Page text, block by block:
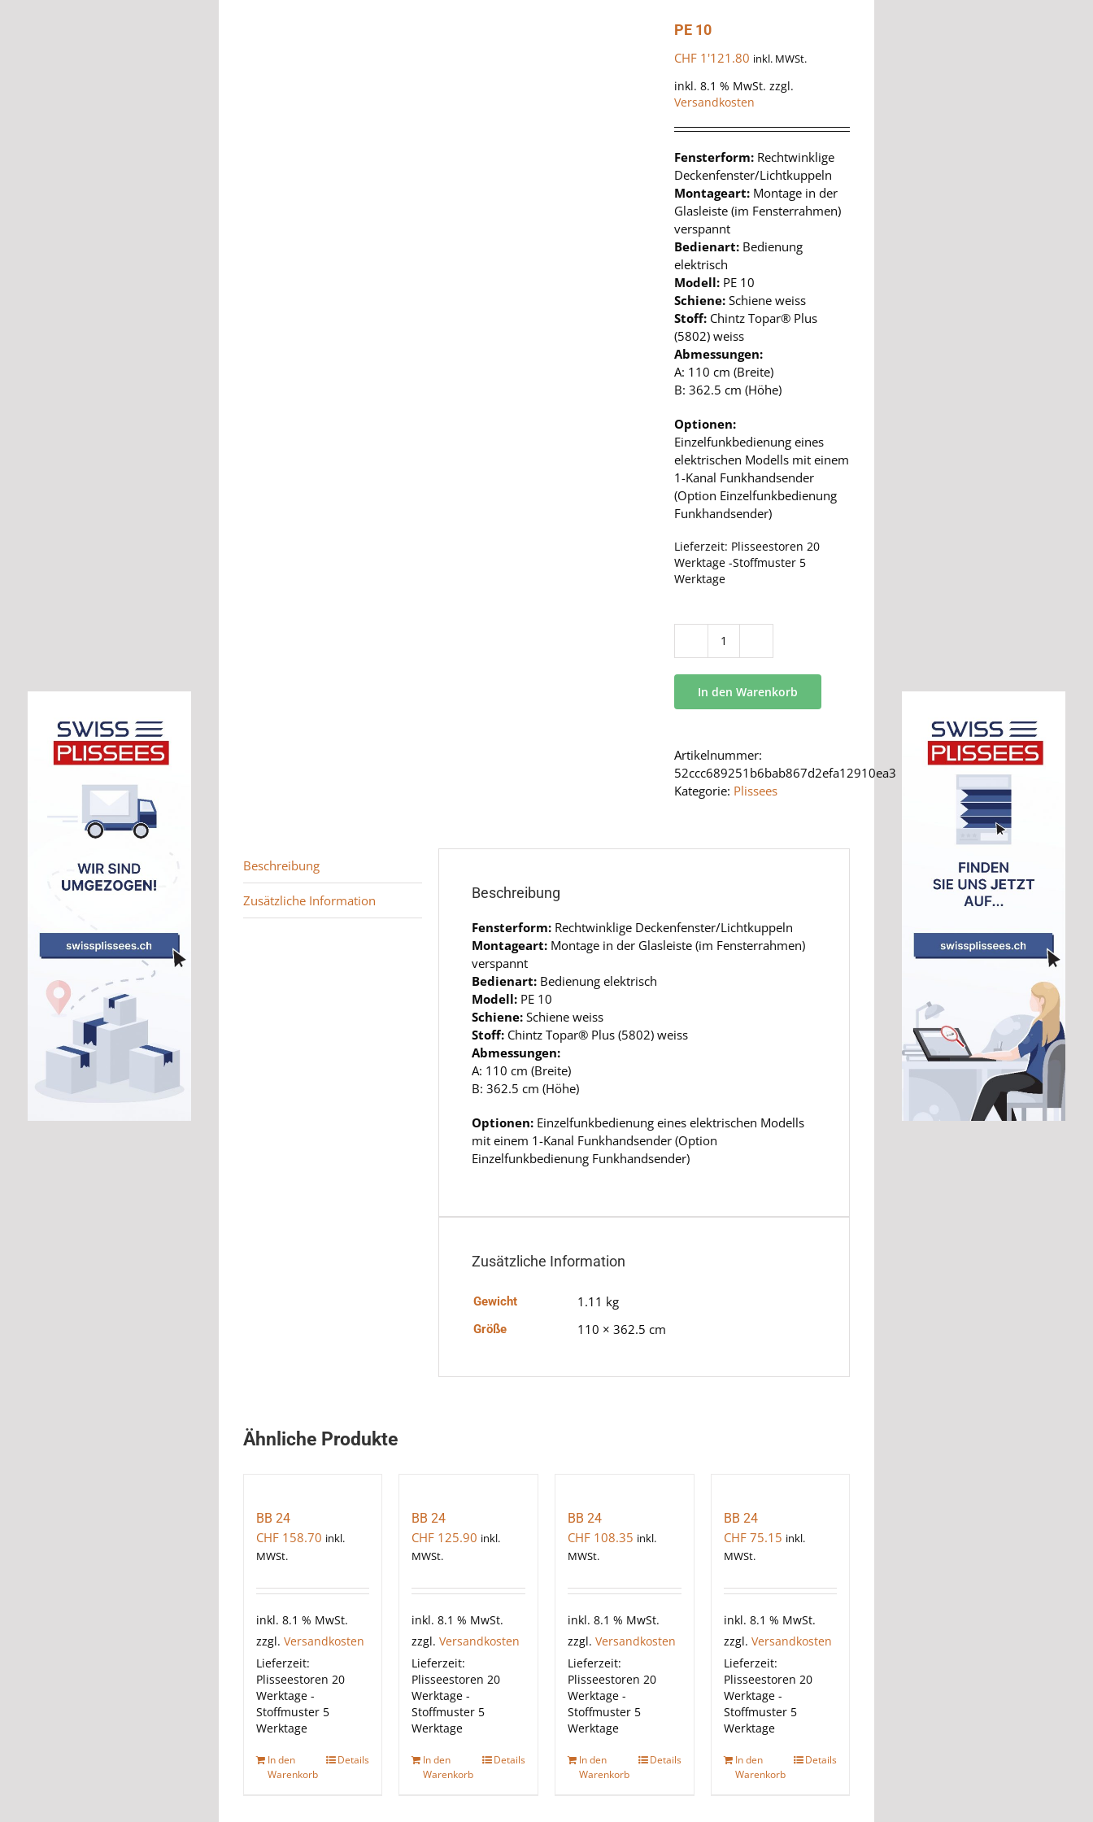
PE 10
CHF1'121.80 inkl. MWSt.
inkl. 8.1 % MwSt. zzgl.
Versandkosten
Fensterform: Rechtwinklige
Deckenfenster/Lichtkuppeln
Montageart: Montage in der
Glasleiste (im Fensterrahmen)
verspannt
Bedienart: Bedienung
elektrisch
Modell: PE 10
Schiene: Schiene weiss
Stoff: Chintz Topar® Plus
(5802) weiss
Abmessungen:
A: 110 cm (Breite)
B: 362.5 cm (Höhe)
Optionen:
Einzelfunkbedienung eines
elektrischen Modells mit einem
1-Kanal Funkhandsender
(Option Einzelfunkbedienung
Funkhandsender)
Lieferzeit: Plisseestoren 20
Werktage -Stoffmuster 5
Werktage
PE
Menge
In den Warenkorb
Artikelnummer:
52ccc689251b6bab867d2efa12910ea3
Kategorie: Plissees
Beschreibung
Zusätzliche Information Beschreibung
Fensterform: Rechtwinklige Deckenfenster/Lichtkuppeln
Montageart: Montage in der Glasleiste (im Fensterrahmen)
verspannt
Bedienart: Bedienung elektrisch
Modell: PE 10
Schiene: Schiene weiss
Stoff: Chintz Topar® Plus (5802) weiss
Abmessungen:
A: 110 cm (Breite)
B: 362.5 cm (Höhe)
Optionen: Einzelfunkbedienung eines elektrischen Modells
mit einem 1-Kanal Funkhandsender (Option
Einzelfunkbedienung Funkhandsender)
Zusätzliche Information
Gewicht 1.11 kg
Größe 110 × 362.5 cm
Ähnliche Produkte
BB 24
CHF158.70 inkl.
MWSt.
inkl. 8.1 % MwSt.
zzgl. Versandkosten
Lieferzeit:
Plisseestoren 20
Werktage -
Stoffmuster 5
Werktage
In den
Warenkorb
Details
BB 24
CHF 125.90 inkl.
MWSt.
inkl. 8.1 % MwSt.
zzgl.Versandkosten
Lieferzeit:
Plisseestoren 20
Werktage -
Stoffmuster 5
Werktage
In den
Warenkorb
Details
BB 24
CHF108.35 inkl.
MWSt.
inkl. 8.1 % MwSt.
zzgl. Versandkosten
Lieferzeit:
Plisseestoren 20
Werktage -
Stoffmuster 5
Werktage
In den
Warenkorb
Details
BB 24
CHF75.15 inkl.
MWSt.
inkl. 8.1 % MwSt.
zzgl. Versandkosten
Lieferzeit:
Plisseestoren 20
Werktage -
Stoffmuster 5
Werktage
In den
Warenkorb
Details